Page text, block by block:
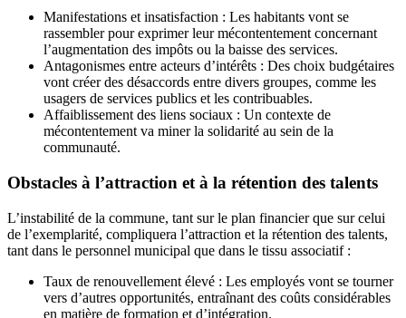
Manifestations et insatisfaction : Les habitants vont se
rassembler pour exprimer leur mécontentement concernant
l’augmentation des impôts ou la baisse des services.
Antagonismes entre acteurs d’intérêts : Des choix budgétaires
vont créer des désaccords entre divers groupes, comme les
usagers de services publics et les contribuables.
Affaiblissement des liens sociaux : Un contexte de
mécontentement va miner la solidarité au sein de la
communauté.
Obstacles à l’attraction et à la rétention des talents
L’instabilité de la commune, tant sur le plan financier que sur celui
de l’exemplarité, compliquera l’attraction et la rétention des talents,
tant dans le personnel municipal que dans le tissu associatif :
Taux de renouvellement élevé : Les employés vont se tourner
vers d’autres opportunités, entraînant des coûts considérables
en matière de formation et d’intégration.